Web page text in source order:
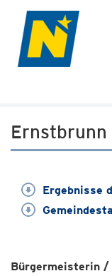
Ernstbrunn
Ergebnisse
Bürgermeisterin /